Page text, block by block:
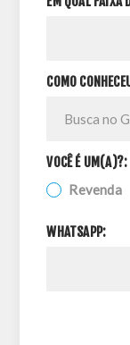
COMO
VOCÊ É UM(A)?:
Revenda
WHATSAPP: